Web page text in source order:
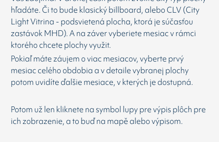
hľadáte. Či to bude klasický billboard, alebo CLV (City
Light Vitrina - podsvietená plocha, ktorá je súčasťou
zastávok MHD). A na záver vyberiete mesiac v rámci
ktorého chcete plochy využit.
Pokiaľ máte záujem o viac mesiacov, vyberte prvý
mesiac celého obdobia a v detaile vybranej plochy
potom uvidíte ďalšie mesiace, v kterých je dostupná.
Potom už len kliknete na symbol lupy pre výpis plôch pre
ich zobrazenie, a to buď na mapě alebo výpisom.